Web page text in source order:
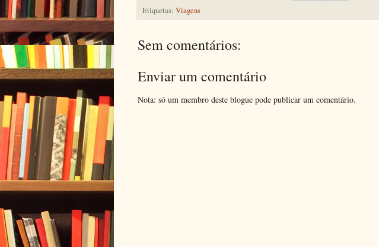
Etiquetas: Viagens
Sem comentários:
Enviar um comentário
Nota: só um membro deste blogue pode publicar um comentário.